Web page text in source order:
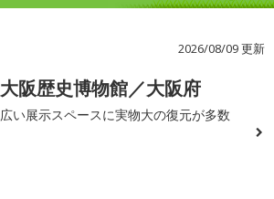
2026/08/09 更新
大阪歴史博物館／大阪府
広い展示スペースに実物大の復元が多数